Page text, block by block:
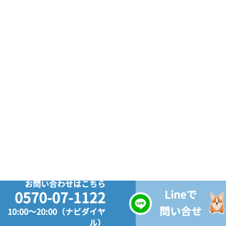
お問い合わせはこちら
0570-07-1122
10:00～20:00（ナビダイヤ
ル）
Lineで
問い合せ